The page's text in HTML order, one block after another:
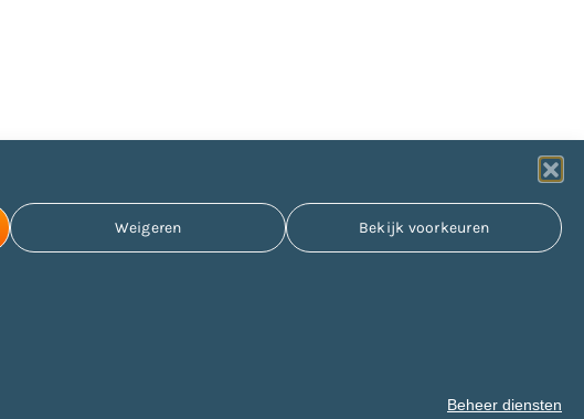
Beheer diensten
Weigeren Bekijk voorkeuren